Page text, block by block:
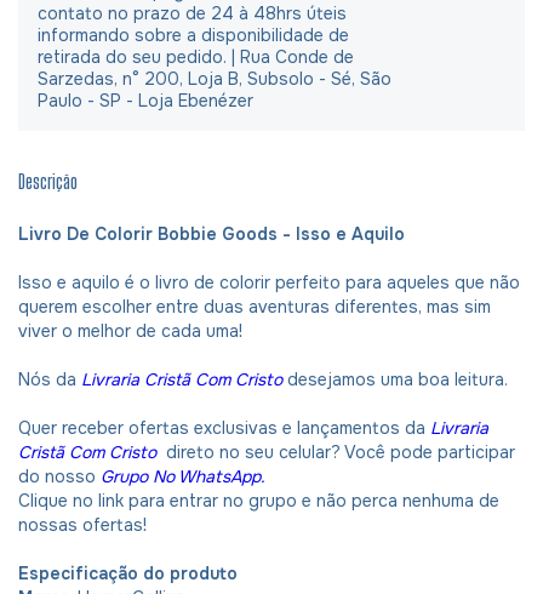
contato no prazo de 24 à 48hrs úteis
informando sobre a disponibilidade de
retirada do seu pedido. | Rua Conde de
Sarzedas, n° 200, Loja B, Subsolo - Sé, São
Paulo - SP - Loja Ebenézer
Descrição
Livro De Colorir Bobbie Goods - Isso e Aquilo
Isso e aquilo é o livro de colorir perfeito para aqueles que não
querem escolher entre duas aventuras diferentes, mas sim
viver o melhor de cada uma!
Nós da Livraria Cristã Com Cristodesejamos uma boa leitura.
Quer receber ofertas exclusivas e lançamentos da Livraria
Cristã Com Cristo direto no seu celular? Você pode participar
do nosso Grupo No WhatsApp.
Clique no link para entrar no grupo e não perca nenhuma de
nossas ofertas!
Especificação do produto